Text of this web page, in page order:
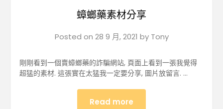
蟑螂藥素材分享
Posted on 28 9 月, 2021 by Tony
剛剛看到一個賣蟑螂藥的詐騙網站, 頁面上看到一張我覺得
超猛的素材. 這張實在太猛我一定要分享, 圖片放留言. …
Read more